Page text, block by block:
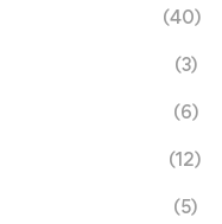
(40)
(3)
(6)
(12)
(5)